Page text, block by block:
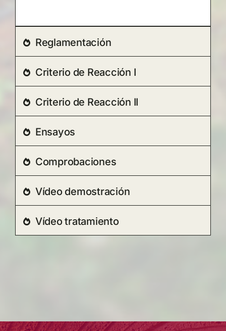
Reglamentación
Criterio de Reacción I
Criterio de Reacción II
Ensayos
Comprobaciones
Vídeo demostración
Vídeo tratamiento